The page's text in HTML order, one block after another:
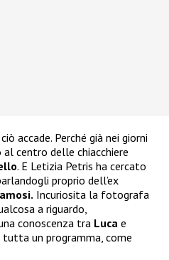
accade. Perché già nei giorni
centro delle chiacchiere
. E Letizia Petris ha cercato
proprio dell’ex
Incuriosita la fotografa
a riguardo,
conoscenza tra Luca e
tutta un programma, come